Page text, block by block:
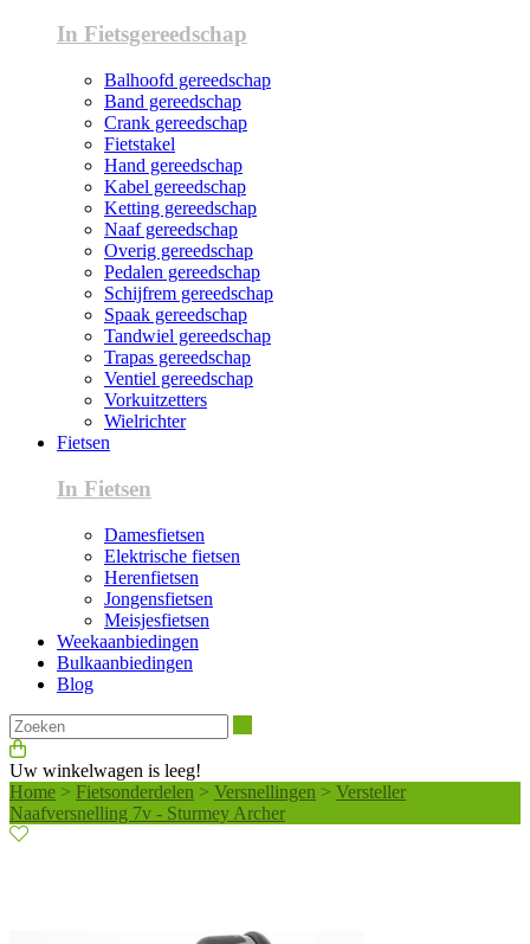
In Fietsgereedschap
Balhoofd gereedschap
Band gereedschap
Crank gereedschap
Fietstakel
Hand gereedschap
Kabel gereedschap
Ketting gereedschap
Naaf gereedschap
Overig gereedschap
Pedalen gereedschap
Schijfrem gereedschap
Spaak gereedschap
Tandwiel gereedschap
Trapas gereedschap
Ventiel gereedschap
Vorkuitzetters
Wielrichter
Fietsen
In Fietsen
Damesfietsen
Elektrische fietsen
Herenfietsen
Jongensfietsen
Meisjesfietsen
Weekaanbiedingen
Bulkaanbiedingen
Blog
Uw winkelwagen is leeg!
Home > Fietsonderdelen > Versnellingen > Versteller
Naafversnelling 7v - Sturmey Archer